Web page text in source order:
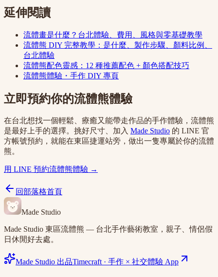
延伸閱讀
流體畫是什麼？台北體驗、費用、風格與零基礎教學
流體熊 DIY 完整教學：是什麼、製作步驟、顏料比例、
台北體驗
流體熊配色靈感：12 種推薦配色 + 顏色搭配技巧
流體熊體驗・手作 DIY 專頁
立即預約你的流體熊體驗
在台北想找一個輕鬆、療癒又能帶走作品的手作體驗，流體熊
是最好上手的選擇。挑好尺寸、加入 Made Studio 的 LINE 官
方帳號預約，就能在東區捷運站旁，做出一隻專屬於你的流體
熊。
用 LINE 預約流體熊體驗 →
回部落格首頁
Made Studio
Made Studio 東區流體熊 — 台北手作藝術教室，親子、情侶假
日休閒好去處。
Made Studio 出品Timecraft· 手作 × 社交體驗 App